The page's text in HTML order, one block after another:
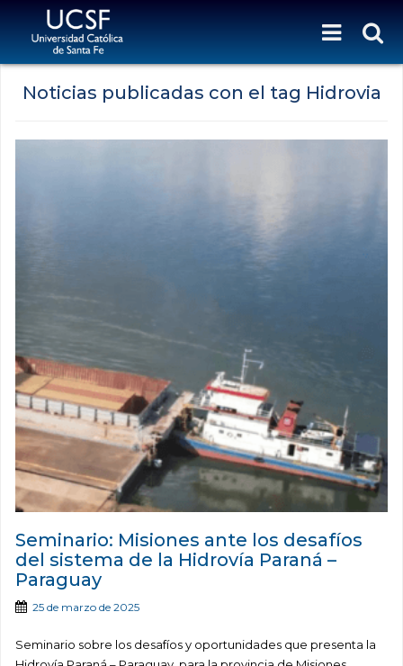
Noticias publicadas con el tag Hidrovia
Seminario: Misiones ante los desafíos
del sistema de la Hidrovía Paraná –
Paraguay
25 de marzo de 2025
Seminario sobre los desafíos y oportunidades que presenta la